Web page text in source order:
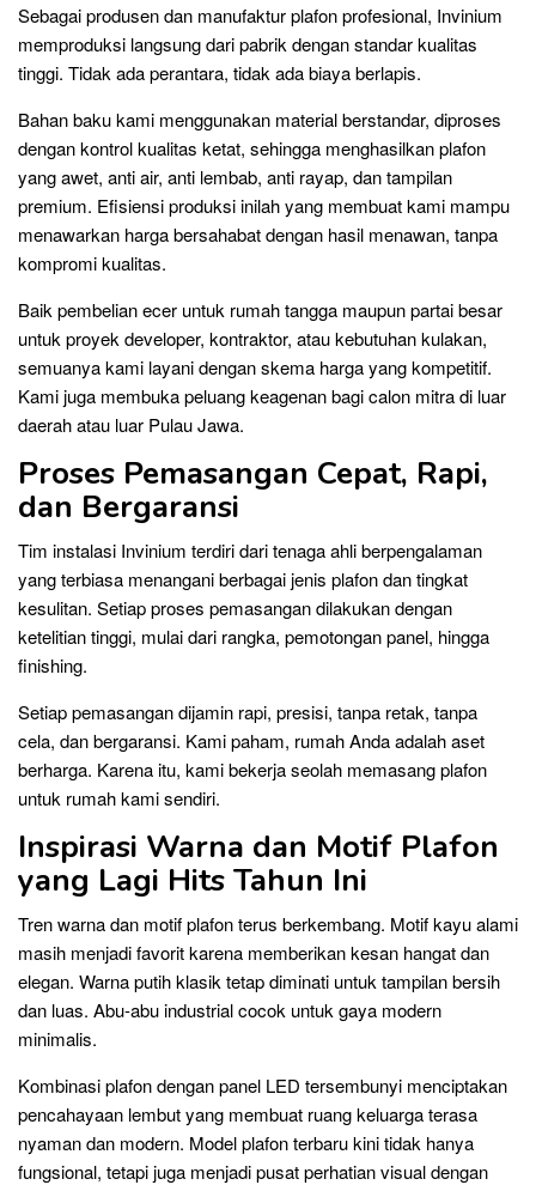
Sebagai produsen dan manufaktur plafon profesional, Invinium
memproduksi langsung dari pabrik dengan standar kualitas
tinggi. Tidak ada perantara, tidak ada biaya berlapis.
Bahan baku kami menggunakan material berstandar, diproses
dengan kontrol kualitas ketat, sehingga menghasilkan plafon
yang awet, anti air, anti lembab, anti rayap, dan tampilan
premium. Efisiensi produksi inilah yang membuat kami mampu
menawarkan harga bersahabat dengan hasil menawan, tanpa
kompromi kualitas.
Baik pembelian ecer untuk rumah tangga maupun partai besar
untuk proyek developer, kontraktor, atau kebutuhan kulakan,
semuanya kami layani dengan skema harga yang kompetitif.
Kami juga membuka peluang keagenan bagi calon mitra di luar
daerah atau luar Pulau Jawa.
Proses Pemasangan Cepat, Rapi,
dan Bergaransi
Tim instalasi Invinium terdiri dari tenaga ahli berpengalaman
yang terbiasa menangani berbagai jenis plafon dan tingkat
kesulitan. Setiap proses pemasangan dilakukan dengan
ketelitian tinggi, mulai dari rangka, pemotongan panel, hingga
finishing.
Setiap pemasangan dijamin rapi, presisi, tanpa retak, tanpa
cela, dan bergaransi. Kami paham, rumah Anda adalah aset
berharga. Karena itu, kami bekerja seolah memasang plafon
untuk rumah kami sendiri.
Inspirasi Warna dan Motif Plafon
yang Lagi Hits Tahun Ini
Tren warna dan motif plafon terus berkembang. Motif kayu alami
masih menjadi favorit karena memberikan kesan hangat dan
elegan. Warna putih klasik tetap diminati untuk tampilan bersih
dan luas. Abu-abu industrial cocok untuk gaya modern
minimalis.
Kombinasi plafon dengan panel LED tersembunyi menciptakan
pencahayaan lembut yang membuat ruang keluarga terasa
nyaman dan modern. Model plafon terbaru kini tidak hanya
fungsional, tetapi juga menjadi pusat perhatian visual dengan